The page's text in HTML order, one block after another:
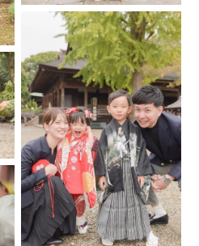
お取り頂いた上でご依頼をお受
確認の有無を教えていただける
当日メインになるお子さまの年
いたします。
よっては持ち込みのフォトグラ
ます。
ァーが同行しての撮影が可能
ンの方へご確認頂けると、スム
ができます。